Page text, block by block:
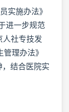
实施办法》
进一步规范
人社专技发
理办法》
结合医院实